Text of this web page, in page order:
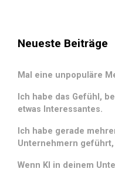
Neueste Beiträge
Mal eine unpopuläre
Ich habe das Gefühl,
etwas Interessantes.
Ich habe gerade
Unternehmern
Wenn KI in deinem